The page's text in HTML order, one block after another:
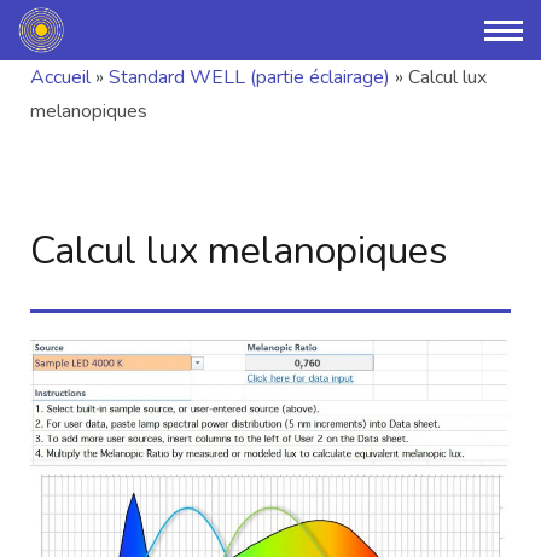
Accueil» Standard WELL (partie éclairage) » Calcul lux
melanopiques
Calcul lux melanopiques